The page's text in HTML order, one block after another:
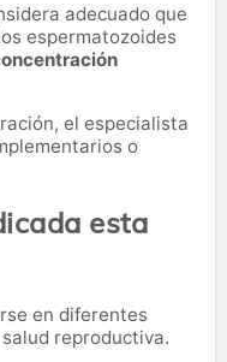
adecuado que
espermatozoides
el especialista
o
esta
en diferentes
reproductiva.